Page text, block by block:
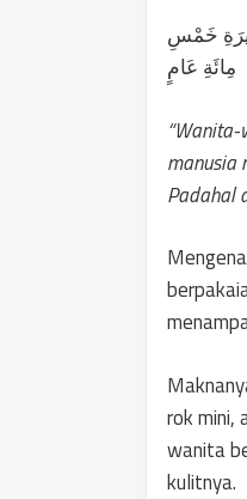
خَمْسِ
مِائَةِ عَامٍ
manusia
Padahal
rok mini,
wanita
kulitnya.